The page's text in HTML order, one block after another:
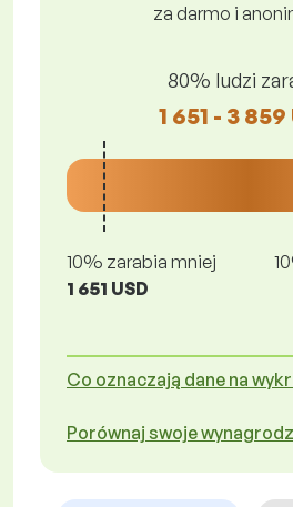
za darmo i
80% ludzi
1 651 - 3 859
10% zarabia mniej
1 651 USD
Co oznaczają dane na
Porównaj swoje